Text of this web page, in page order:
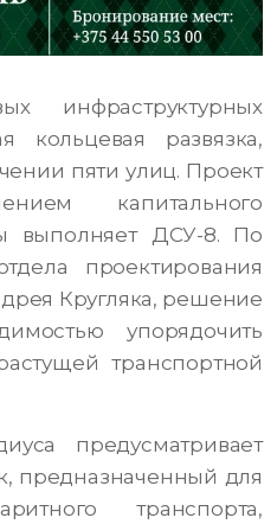
инфраструктурных
кольцевая развязка,
пяти улиц. Проект
капитального
выполняет ДСУ-8. По
проектирования
Кругляка, решение
упорядочить
транспортной
предусматривает
предназначенный для
транспорта,